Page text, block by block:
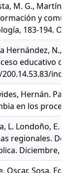
M. G.,
y
183-194.
Hernández, N.,
educativo
Hernán.
en los
L. Londoño, E.
regionales.
Diciembre,
Oscar. Sosa,